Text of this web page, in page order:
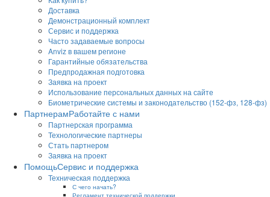
Доставка
Демонстрационный комплект
Сервис и поддержка
Часто задаваемые вопросы
Anviz в вашем регионе
Гарантийные обязательства
Предпродажная подготовка
Заявка на проект
Использование персональных данных на сайте
Биометрические системы и законодательство (152-фз, 128-фз)
ПартнерамРаботайте с нами
Партнерская программа
Технологические партнеры
Стать партнером
Заявка на проект
ПомощьСервис и поддержка
Техническая поддержка
С чего начать?
Регламент технической поддержки